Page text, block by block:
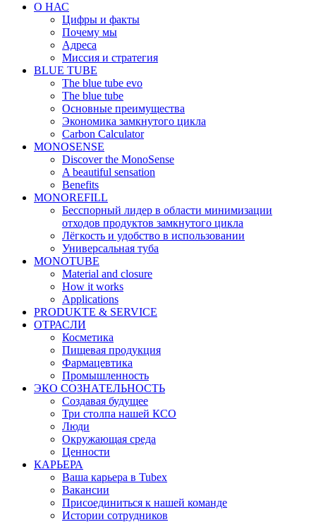
О НАС
Цифры и факты
Почему мы
Адреса
Миссия и стратегия
BLUE TUBE
The blue tube evo
The blue tube
Основные преимущества
Экономика замкнутого цикла
Carbon Calculator
MONOSENSE
Discover the MonoSense
A beautiful sensation
Benefits
MONOREFILL
Бесспорный лидер в области минимизации
отходов продуктов замкнутого цикла
Лёгкость и удобство в использовании
Универсальная туба
MONOTUBE
Material and closure
How it works
Applications
PRODUKTE & SERVICE
ОТРАСЛИ
Косметика
Пищевая продукция
Фармацевтика
Промышленность
ЭКО СОЗНАТЕЛЬНОСТЬ
Создавая будущее
Три столпа нашей КСО
Люди
Окружающая среда
Ценности
КАРЬЕРА
Ваша карьера в Tubex
Вакансии
Присоединиться к нашей команде
Истории сотрудников